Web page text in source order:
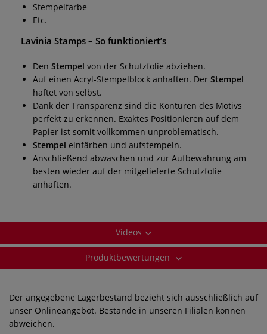
Stempelfarbe
Etc.
Lavinia Stamps – So funktioniert’s
Den Stempel von der Schutzfolie abziehen.
Auf einen Acryl-Stempelblock anhaften. Der Stempel
haftet von selbst.
Dank der Transparenz sind die Konturen des Motivs
perfekt zu erkennen. Exaktes Positionieren auf dem
Papier ist somit vollkommen unproblematisch.
Stempel einfärben und aufstempeln.
Anschließend abwaschen und zur Aufbewahrung am
besten wieder auf der mitgelieferte Schutzfolie
anhaften.
Videos
Produktbewertungen
Der angegebene Lagerbestand bezieht sich ausschließlich auf
unser Onlineangebot. Bestände in unseren Filialen können
abweichen.